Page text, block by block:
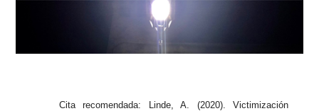
Cita recomendada: Linde, A. (2020). Victimización